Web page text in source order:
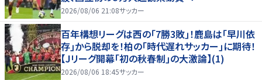
2026/08/06 21:08サッカー
百年構想リーグは西の｢7勝3敗｣！鹿島は｢早川依
存｣から脱却を！柏の｢時代遅れサッカー｣に期待！
【Jリーグ開幕｢初の秋春制｣の大激論】(1)
2026/08/06 18:45サッカー